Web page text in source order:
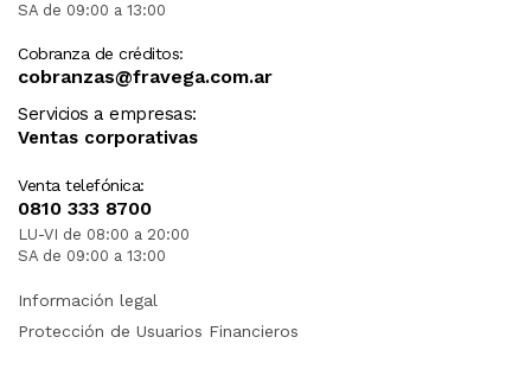
SA de 09:00 a 13:00
Cobranza de créditos:
cobranzas@fravega.com.ar
Servicios a empresas:
Ventas corporativas
Venta telefónica:
0810 333 8700
LU-VI de 08:00 a 20:00
SA de 09:00 a 13:00
Información legal
Protección de Usuarios Financieros